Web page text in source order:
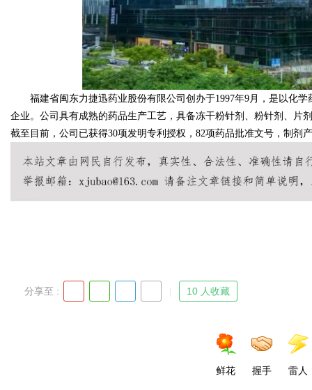
福建省闽东力捷迅药业股份有限公司创办于1997年9月，是以化学
企业。公司具有成熟的药品生产工艺，具备冻干粉针剂、粉针剂、片
截至目前，公司已获得30项发明专利授权，82项药品批准文号，制剂
分享至 : 10 人收藏
鲜花 握手 雷人